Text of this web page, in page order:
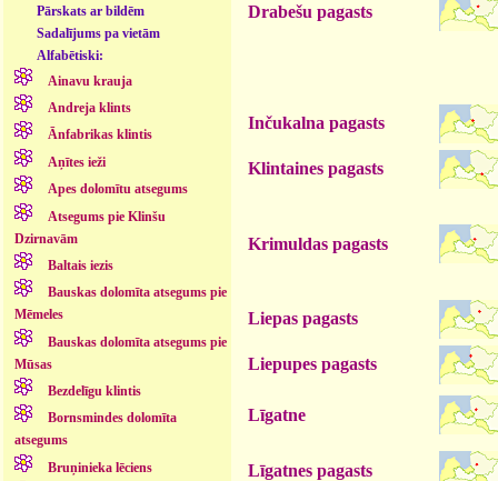
Pārskats ar bildēm
Sadalījums pa vietām
Alfabētiski:
Ainavu krauja
Andreja klints
Ānfabrikas klintis
Aņītes ieži
Apes dolomītu atsegums
Atsegums pie Klinšu
Dzirnavām
Baltais iezis
Bauskas dolomīta atsegums pie
Mēmeles
Bauskas dolomīta atsegums pie
Mūsas
Bezdelīgu klintis
Bornsmindes dolomīta
atsegums
Bruņinieka lēciens
Drabešu pagasts
Inčukalna pagasts
Klintaines pagasts
Krimuldas pagasts
Liepas pagasts
Liepupes pagasts
Līgatne
Līgatnes pagasts